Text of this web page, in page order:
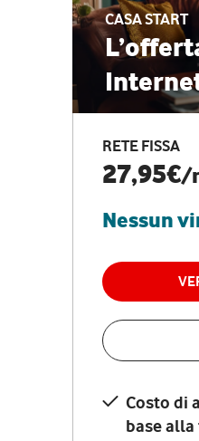
CASA START
RETE FISSA
27,95€/
Nessun
Costo di
base